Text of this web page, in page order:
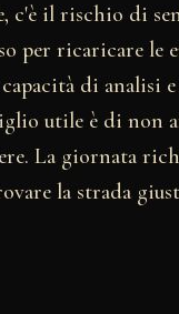
c'è il rischio di
per ricaricare le
di analisi
utile è di
La giornata
la strada